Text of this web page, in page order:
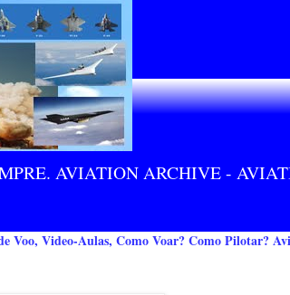
AVIATION ARCHIVE -
Voo, Video-Aulas, Como Voar? Como Pilotar?